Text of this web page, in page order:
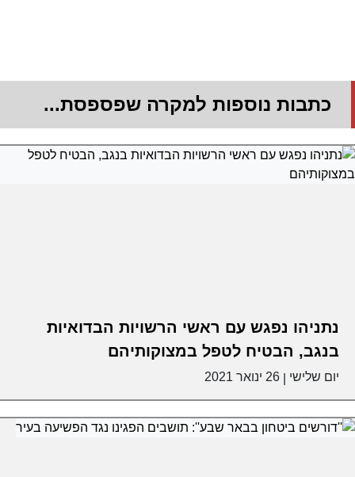
כתבות נוספות למקרה שפספסת...
נתניהו נפגש עם ראשי הרשויות הבדואיות
בנגב, הבטיח לטפל במצוקותיהם
יום שלישי 26 ינואר 2021